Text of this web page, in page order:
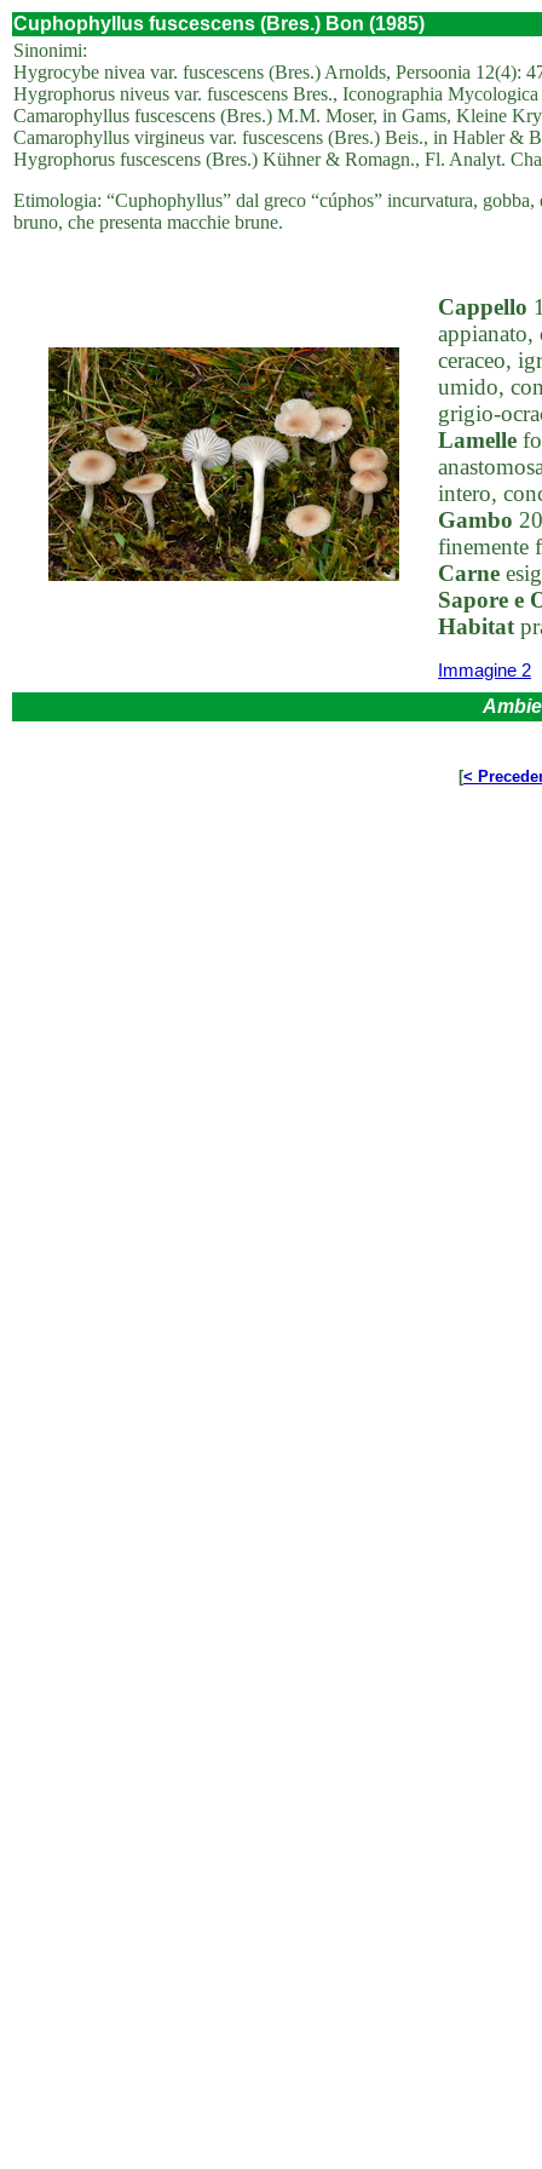
Cuphophyllus fuscescens (Bres.) Bon (1985)
Sinonimi:
Hygrocybe nivea var. fuscescens (Bres.) Arnolds, Persoonia 12(4):
Hygrophorus niveus var. fuscescens Bres., Iconographia
Camarophyllus fuscescens (Bres.) M.M. Moser, in Gams, Kleine
Camarophyllus virgineus var. fuscescens (Bres.) Beis., in Habler &
Hygrophorus fuscescens (Bres.) Kühner & Romagn., Fl. Analyt.
Etimologia: “Cuphophyllus” dal greco “cúphos” incurvatura,
bruno, che presenta macchie brune.
Cappello
appianato,
ceraceo,
umido,
grigio-
Lamelle
intero,
Gambo
finemente
Carne
Sapore e
Habitat
Immagine 2
[<